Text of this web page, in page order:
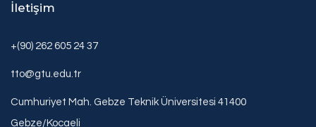
İletişim
+(90) 262 605 24 37
tto@gtu.edu.tr
Cumhuriyet Mah. Gebze Teknik Üniversitesi 41400
Gebze/Kocaeli